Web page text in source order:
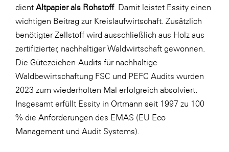
dient Altpapier als Rohstoff. Damit leistet Essity einen
wichtigen Beitrag zur Kreislaufwirtschaft. Zusätzlich
benötigter Zellstoff wird ausschließlich aus Holz aus
zertifizierter, nachhaltiger Waldwirtschaft gewonnen.
Die Gütezeichen-Audits für nachhaltige
Waldbewirtschaftung FSC und PEFC Audits wurden
2023 zum wiederholten Mal erfolgreich absolviert.
Insgesamt erfüllt Essity in Ortmann seit 1997 zu 100
% die Anforderungen des EMAS (EU Eco
Management und Audit Systems).